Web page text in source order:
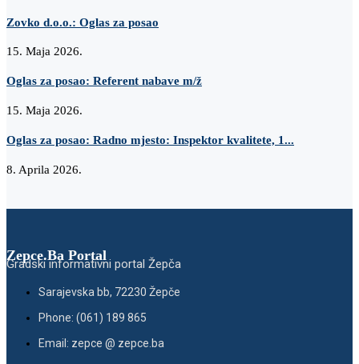
Zovko d.o.o.: Oglas za posao
15. Maja 2026.
Oglas za posao: Referent nabave m/ž
15. Maja 2026.
Oglas za posao: Radno mjesto: Inspektor kvalitete, 1...
8. Aprila 2026.
Zepce.Ba Portal
Gradski informativni portal Žepča
Sarajevska bb, 72230 Žepče
Phone: (061) 189 865
Email: zepce @ zepce.ba